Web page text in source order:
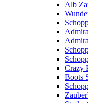
Alb
Crazy
Boots